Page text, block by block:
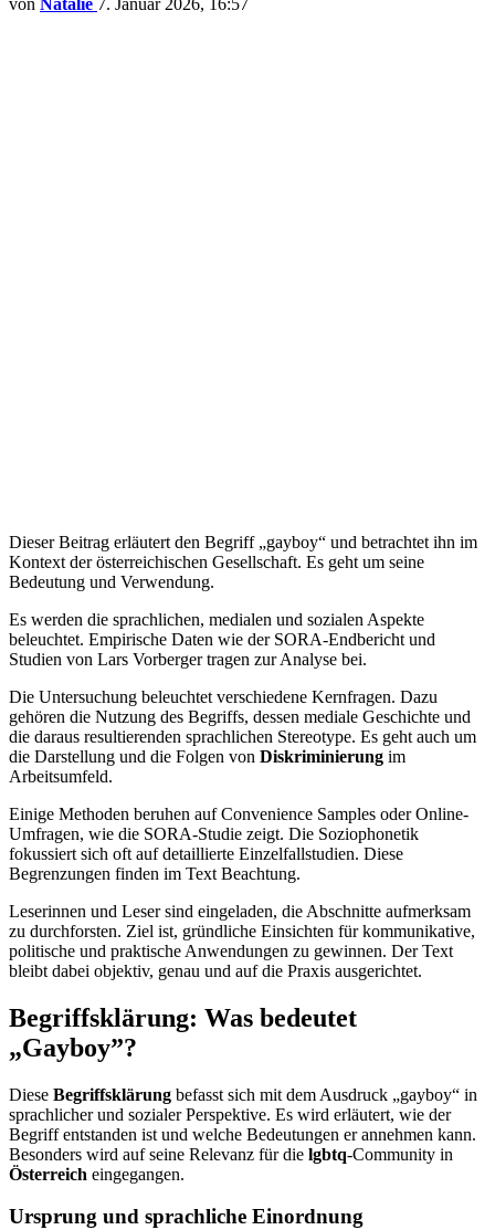
Dieser Beitrag erläutert den Begriff „gayboy“ und betrachtet ihn im
Kontext der österreichischen Gesellschaft. Es geht um seine
Bedeutung und Verwendung.
Es werden die sprachlichen, medialen und sozialen Aspekte
beleuchtet. Empirische Daten wie der SORA-Endbericht und
Studien von Lars Vorberger tragen zur Analyse bei.
Die Untersuchung beleuchtet verschiedene Kernfragen. Dazu
gehören die Nutzung des Begriffs, dessen mediale Geschichte und
die daraus resultierenden sprachlichen Stereotype. Es geht auch um
die Darstellung und die Folgen von Diskriminierung im
Arbeitsumfeld.
Einige Methoden beruhen auf Convenience Samples oder Online-
Umfragen, wie die SORA-Studie zeigt. Die Soziophonetik
fokussiert sich oft auf detaillierte Einzelfallstudien. Diese
Begrenzungen finden im Text Beachtung.
Leserinnen und Leser sind eingeladen, die Abschnitte aufmerksam
zu durchforsten. Ziel ist, gründliche Einsichten für kommunikative,
politische und praktische Anwendungen zu gewinnen. Der Text
bleibt dabei objektiv, genau und auf die Praxis ausgerichtet.
Begriffsklärung: Was bedeutet
„Gayboy”?
Diese Begriffsklärung befasst sich mit dem Ausdruck „gayboy“ in
sprachlicher und sozialer Perspektive. Es wird erläutert, wie der
Begriff entstanden ist und welche Bedeutungen er annehmen kann.
Besonders wird auf seine Relevanz für die lgbtq-Community in
Österreich eingegangen.
Ursprung und sprachliche Einordnung